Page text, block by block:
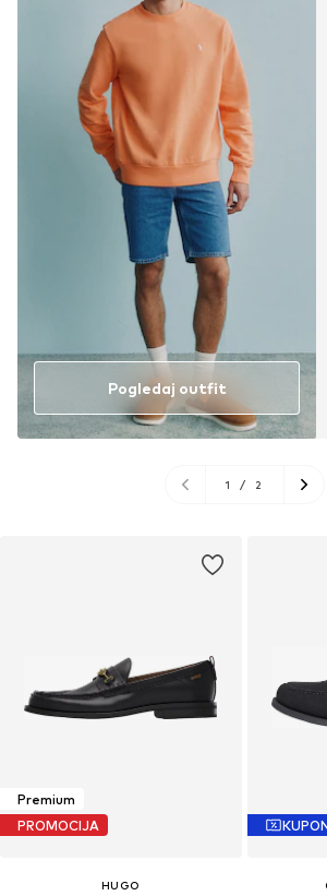
Pogledaj outfit
1 / 2
Premium
PROMOCIJA
HUGO